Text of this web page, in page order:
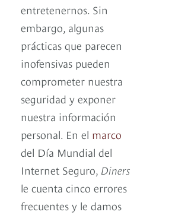
entretenernos. Sin
embargo, algunas
prácticas que parecen
inofensivas pueden
comprometer nuestra
seguridad y exponer
nuestra información
personal. En el marco
del Día Mundial del
Internet Seguro, Diners
le cuenta cinco errores
frecuentes y le damos